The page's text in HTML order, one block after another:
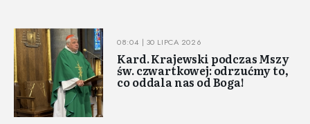
08:04 | 30 LIPCA 2026
Kard. Krajewski podczas Mszy
św. czwartkowej: odrzućmy to,
co oddala nas od Boga!